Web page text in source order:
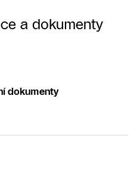
a dokumenty
dokumenty